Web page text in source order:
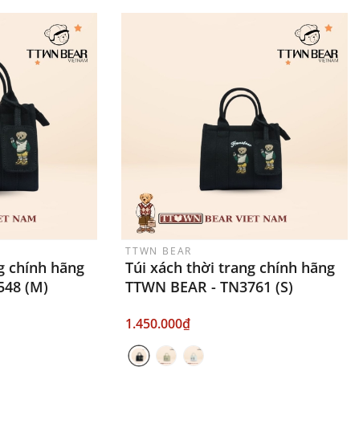
chính hãng
(M)
TTWN BEAR
Túi xách thời trang chính hãng
TTWN BEAR - TN3761 (S)
1.450.000₫